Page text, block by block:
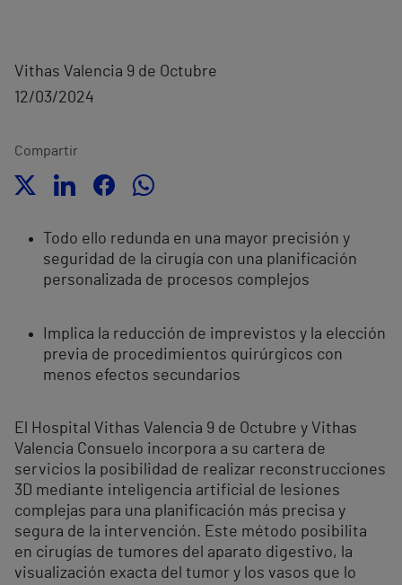
Vithas Valencia 9 de Octubre
12/03/2024
Compartir
Todo ello redunda en una mayor precisión y
seguridad de la cirugía con una planificación
personalizada de procesos complejos
Implica la reducción de imprevistos y la elección
previa de procedimientos quirúrgicos con
menos efectos secundarios
El Hospital Vithas Valencia 9 de Octubre y Vithas
Valencia Consuelo incorpora a su cartera de
servicios la posibilidad de realizar reconstrucciones
3D mediante inteligencia artificial de lesiones
complejas para una planificación más precisa y
segura de la intervención. Este método posibilita
en cirugías de tumores del aparato digestivo, la
visualización exacta del tumor y los vasos que lo